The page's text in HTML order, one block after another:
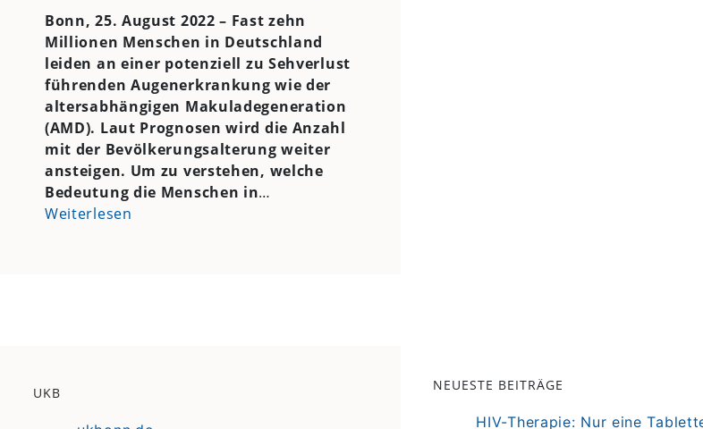
Bonn, 25. August 2022 – Fast zehn
Millionen Menschen in Deutschland
leiden an einer potenziell zu Sehverlust
führenden Augenerkrankung wie der
altersabhängigen Makuladegeneration
(AMD). Laut Prognosen wird die Anzahl
mit der Bevölkerungsalterung weiter
ansteigen. Um zu verstehen, welche
Bedeutung die Menschen in…
Weiterlesen
UKB NEUESTE BEITRÄGE
HIV-Therapie: Nur eine